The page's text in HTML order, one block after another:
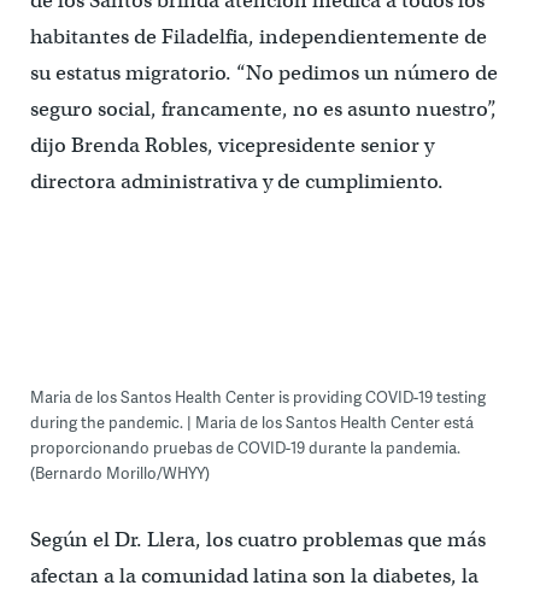
habitantes de Filadelfia, independientemente de
su estatus migratorio. “No pedimos un número de
seguro social, francamente, no es asunto nuestro”,
dijo Brenda Robles, vicepresidente senior y
directora administrativa y de cumplimiento.
Maria de los Santos Health Center is providing COVID-19 testing
during the pandemic. | Maria de los Santos Health Center está
proporcionando pruebas de COVID-19 durante la pandemia.
(Bernardo Morillo/WHYY)
Según el Dr. Llera, los cuatro problemas que más
afectan a la comunidad latina son la diabetes, la